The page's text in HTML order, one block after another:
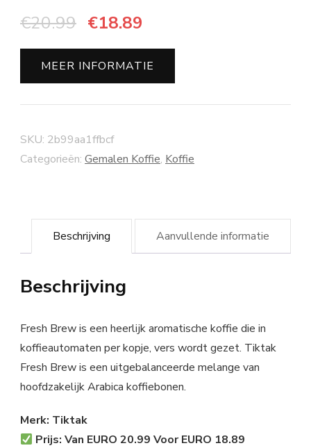
€20.99 Oorspronkelijke
prijs
was:
€20.99.
€18.89
prijs
is:
€18.89.
MEER INFORMATIE
SKU: 2b99aa1ffbcf
Categorieën: Gemalen Koffie, Koffie
Beschrijving Aanvullende informatie
Beschrijving
Fresh Brew is een heerlijk aromatische koffie die in
koffieautomaten per kopje, vers wordt gezet. Tiktak
Fresh Brew is een uitgebalanceerde melange van
hoofdzakelijk Arabica koffiebonen.
Merk: Tiktak
Prijs: Van EURO 20.99 Voor EURO 18.89